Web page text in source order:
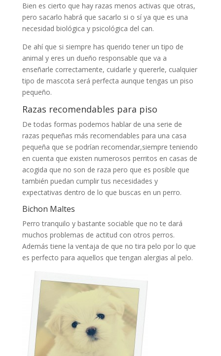
Bien es cierto que hay razas menos activas que otras,
pero sacarlo habrá que sacarlo si o sí ya que es una
necesidad biológica y psicológica del can.
De ahí que si siempre has querido tener un tipo de
animal y eres un dueño responsable que va a
enseñarle correctamente, cuidarle y quererle, cualquier
tipo de mascota será perfecta aunque tengas un piso
pequeño.
Razas recomendables para piso
De todas formas podemos hablar de una serie de
razas pequeñas más recomendables para una casa
pequeña que se podrían recomendar,siempre teniendo
en cuenta que existen numerosos perritos en casas de
acogida que no son de raza pero que es posible que
también puedan cumplir tus necesidades y
expectativas dentro de lo que buscas en un perro.
Bichon Maltes
Perro tranquilo y bastante sociable que no te dará
muchos problemas de actitud con otros perros.
Además tiene la ventaja de que no tira pelo por lo que
es perfecto para aquellos que tengan alergias al pelo.